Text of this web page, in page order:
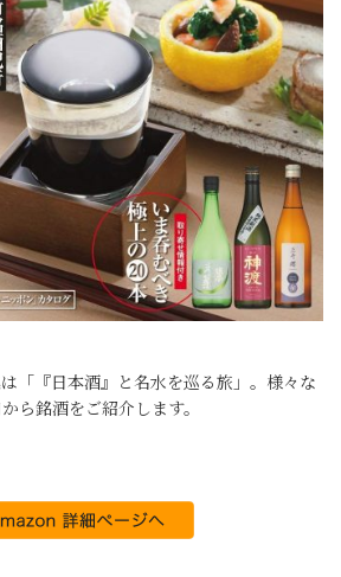
「『日本酒』と名水を巡る旅」。様々な
ら銘酒をご紹介します。